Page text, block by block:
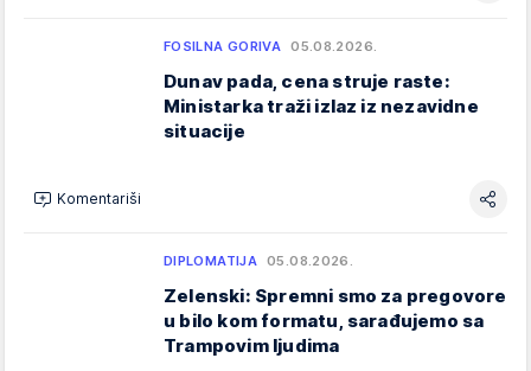
FOSILNA GORIVA 05.08.2026.
Dunav pada, cena struje raste:
Ministarka traži izlaz iz nezavidne
situacije
Komentariši
DIPLOMATIJA 05.08.2026.
Zelenski: Spremni smo za pregovore
u bilo kom formatu, sarađujemo sa
Trampovim ljudima